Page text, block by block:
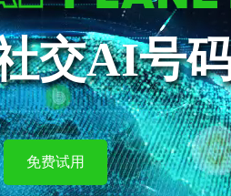
交AI号
免费试用